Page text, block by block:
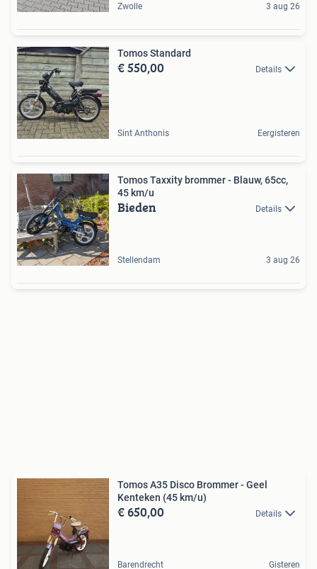
Zwolle 3 aug 26
Tomos Standard
€ 550,00 Details
Sint Anthonis Eergisteren
Tomos Taxxity brommer - Blauw, 65cc,
45 km/u
Bieden Details
Stellendam 3 aug 26
Tomos A35 Disco Brommer - Geel
Kenteken (45 km/u)
€ 650,00 Details
Barendrecht Gisteren